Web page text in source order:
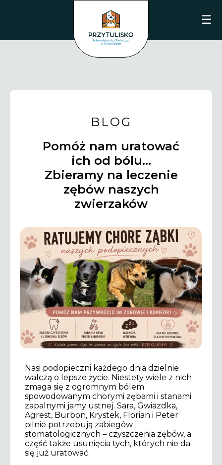
☰
BLOG
Pomóż nam uratować
ich od bólu…
Zbieramy na leczenie
zębów naszych
zwierzaków
Nasi podopieczni każdego dnia dzielnie
walczą o lepsze życie. Niestety wiele z nich
zmaga się z ogromnym bólem
spowodowanym chorymi zębami i stanami
zapalnymi jamy ustnej. Sara, Gwiazdka,
Agrest, Burbon, Krystek, Florian i Peter
pilnie potrzebują zabiegów
stomatologicznych – czyszczenia zębów, a
część także usunięcia tych, których nie da
się już uratować.